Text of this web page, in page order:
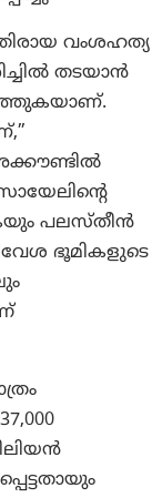
വംശഹത്യ
തടയാൻ
പലസ്തീൻ
ഭൂമികളുടെ